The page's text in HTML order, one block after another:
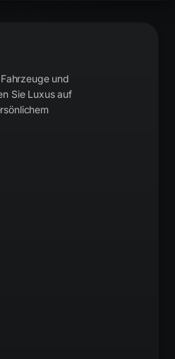
und
Sie Luxus auf